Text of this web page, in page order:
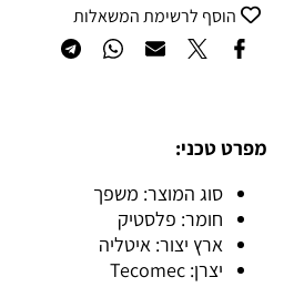
הוסף לרשימת המשאלות
מפרט טכני:
סוג המוצר: משפך
חומר: פלסטיק
ארץ יצור: איטליה
יצרן: Tecomec